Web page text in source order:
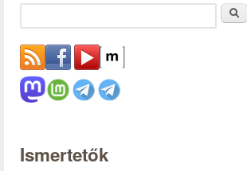
Ismertetők